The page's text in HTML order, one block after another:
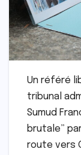
Un référé
tribunal
Sumud
brutale”
route vers